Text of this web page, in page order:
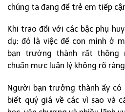
chúng ta đang để trẻ em tiếp
Khi trao đổi với các bậc phụ
dụ: đó là việc để con mình ở
bạn trưởng thành rất thông
chuẩn mực luân lý không rõ
Người bạn trưởng thành ấy có
biết quý giá về các vì sao và